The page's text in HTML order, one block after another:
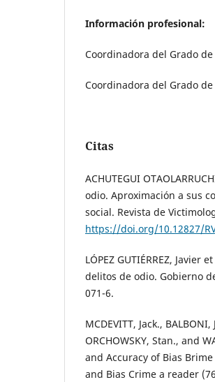
Información profesional:
Coordinadora del Grado
Coordinadora del Grado
Citas
ACHUTEGUI
odio. Aproximación a sus
social. Revista de
https://doi.org/10.12827/
LÓPEZ GUTIÉRREZ,
delitos de odio. Gobierno
071-6.
MCDEVITT, Jack.,
ORCHOWSKY, Stan., and
and Accuracy of Bias
and Bias Crime a reader